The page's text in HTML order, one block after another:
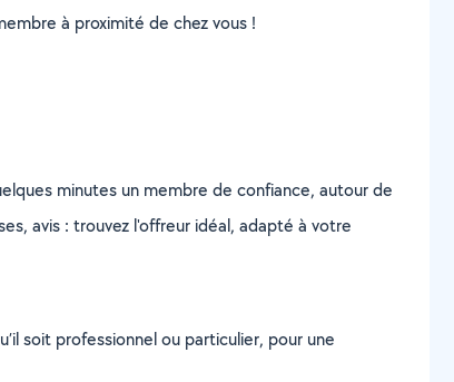
à proximité de chez vous !
minutes un membre de confiance, autour de
avis : trouvez l'offreur idéal, adapté à votre
soit professionnel ou particulier, pour une